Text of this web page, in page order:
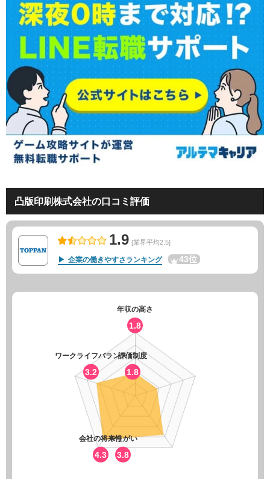
凸版印刷株式会社の口コミ評価
1.9 [業界平均2.5]
企業の働きやすさランキング 43位
年収の高さ
1.8
評価制度
1.8
やりがい
3.8
会社の将来性
4.3
ワークライフバランス
3.2